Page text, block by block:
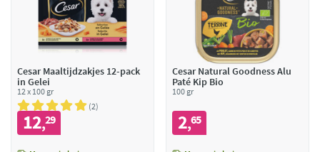
Cesar Maaltijdzakjes 12-pack
in Gelei
12 x 100 gr
2
12,29
Cesar Natural Goodness Alu
Paté Kip Bio
100 gr
2,65